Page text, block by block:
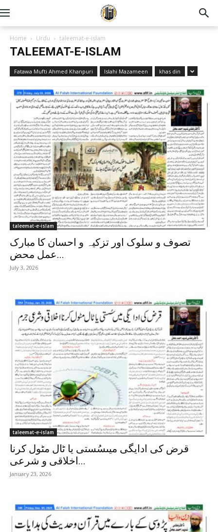
Home Urdu taleemat-e-islam
TALEEMAT-E-ISLAM
Fatawa Mufti Ahmed Khanpuri Islahi Mazameen khas din
taleemat-e-islam
تصوف و سلوک اور تزکیہ و احسان کا مبارک
عمل محض...
July 3, 2026
taleemat-e-islam
قرض کی ادایگی میںسُستی یا ٹال مٹول کرنا
اخلاقی و شرعی...
January 23, 2026